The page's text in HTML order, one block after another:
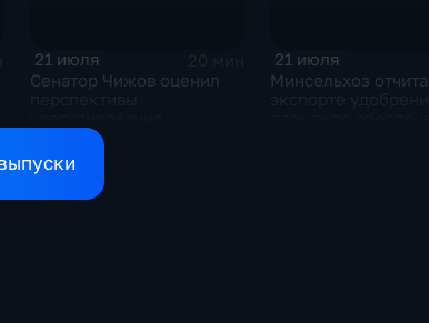
21 июля
Сенатор Чижов оценил
конфликтов на Ближнем
Востоке и диалог с
Европой
21 июля
Минсельхоз